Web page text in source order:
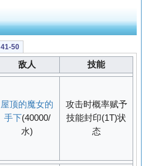
41-50
敌人 技能
屋顶的魔女的
手下(40000/
水)
攻击时概率赋予
技能封印(1T)状
态